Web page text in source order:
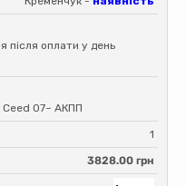
після оплати у день
Ceed 07~ АКПП
1
3828.00 грн